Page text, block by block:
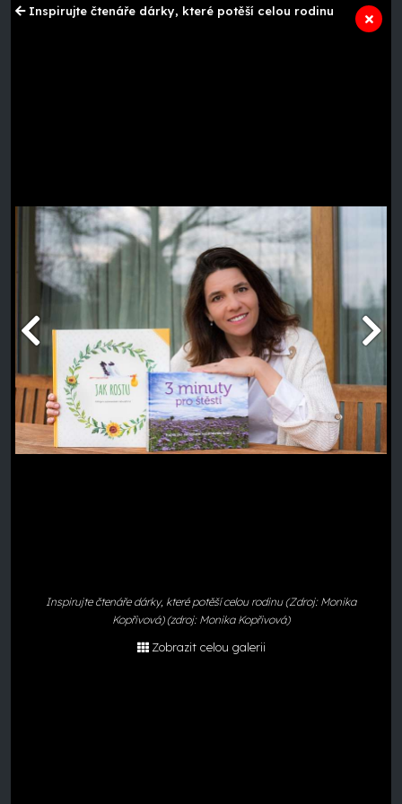
Inspirujte čtenáře dárky, které potěší celou rodinu
Inspirujte čtenáře dárky, které potěší celou rodinu (Zdroj: Monika
Kopřivová) (zdroj: Monika Kopřivová)
Zobrazit celou galerii